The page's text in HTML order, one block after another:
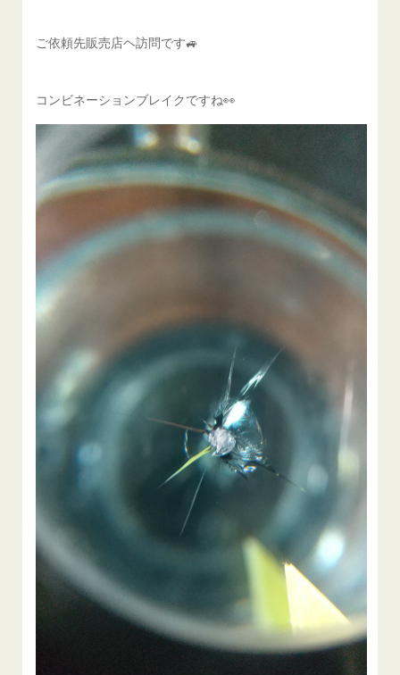
ご依頼先販売店ヘ訪問です🚙
コンビネーションブレイクですね👀